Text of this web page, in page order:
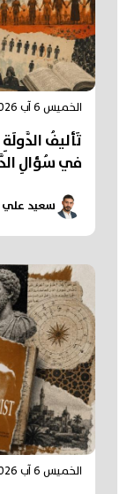
الخميس 6 آب 2026
تَأليفُ
في سُؤالِ
سعيد
الخميس 6 آب 2026